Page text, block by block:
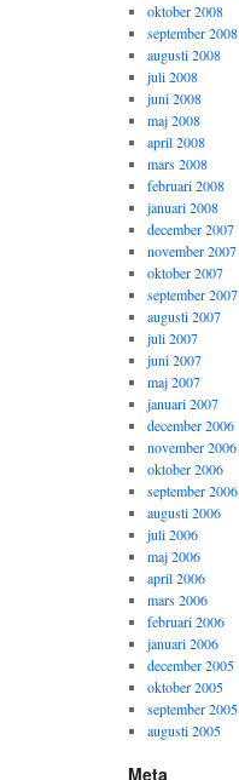
oktober 2008
september 2008
augusti 2008
juli 2008
juni 2008
maj 2008
april 2008
mars 2008
februari 2008
januari 2008
december 2007
november 2007
oktober 2007
september 2007
augusti 2007
juli 2007
juni 2007
maj 2007
januari 2007
december 2006
november 2006
oktober 2006
september 2006
augusti 2006
juli 2006
maj 2006
april 2006
mars 2006
februari 2006
januari 2006
december 2005
oktober 2005
september 2005
augusti 2005
Meta